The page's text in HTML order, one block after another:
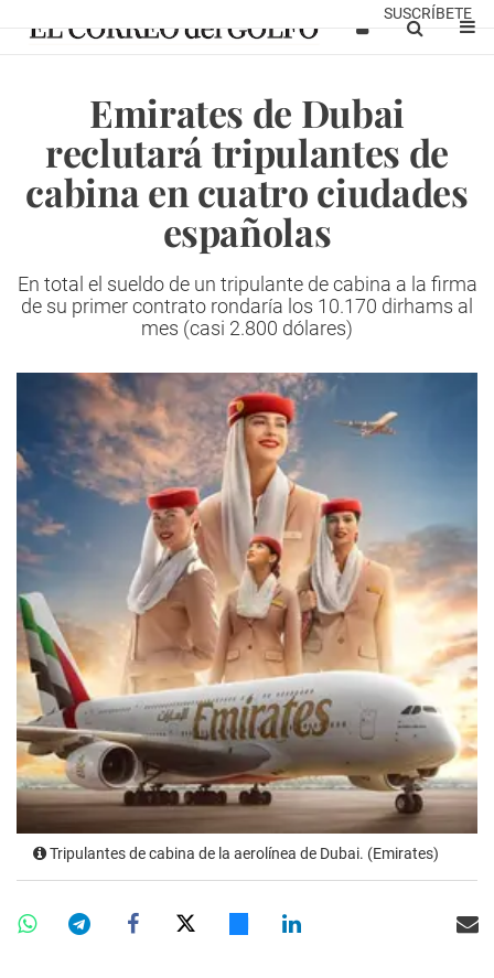
SUSCRÍBETE
Emirates de Dubai
reclutará tripulantes de
cabina en cuatro ciudades
españolas
En total el sueldo de un tripulante de cabina a la firma
de su primer contrato rondaría los 10.170 dirhams al
mes (casi 2.800 dólares)
Tripulantes de cabina de la aerolínea de Dubai. (Emirates)